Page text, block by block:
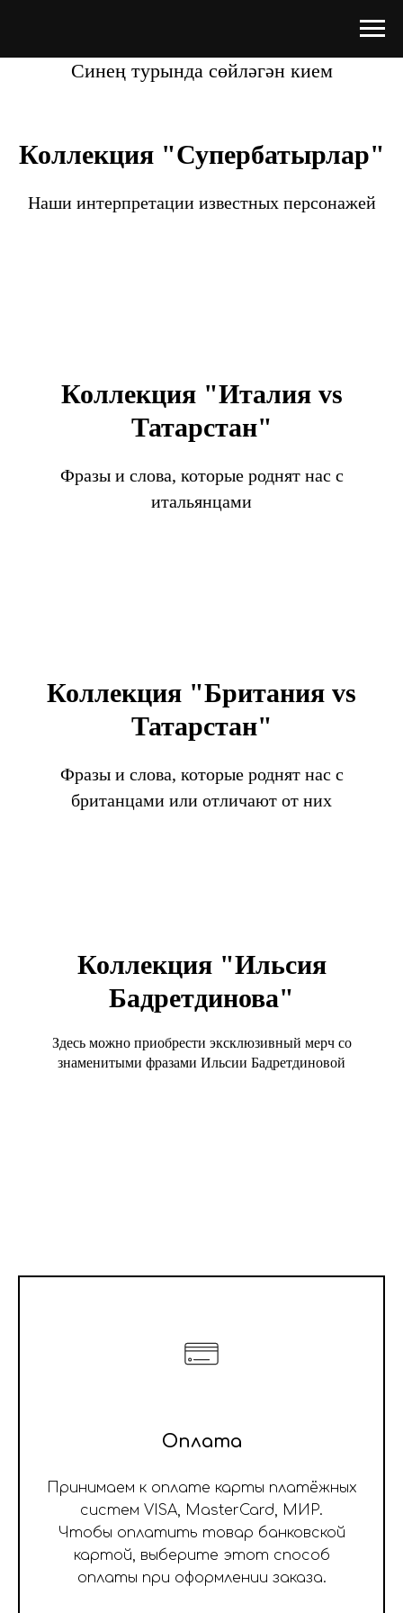
Синең турында сөйләгән кием
Коллекция "Супербатырлар"
Наши интерпретации известных персонажей
Коллекция "Италия vs
Татарстан"
Фразы и слова, которые роднят нас с
итальянцами
Коллекция "Британия vs
Татарстан"
Фразы и слова, которые роднят нас с
британцами или отличают от них
Коллекция "Ильсия
Бадретдинова"
Здесь можно приобрести эксклюзивный мерч со
знаменитыми фразами Ильсии Бадретдиновой
Оплата
Принимаем к оплате карты платёжных
систем VISA, MasterCard, МИР.
Чтобы оплатить товар банковской
картой, выберите этот способ
оплаты при оформлении заказа.